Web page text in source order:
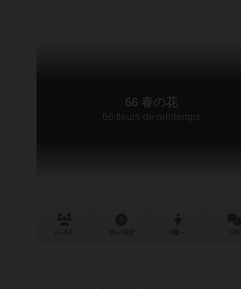
66 春の花
66 fleurs de printemps